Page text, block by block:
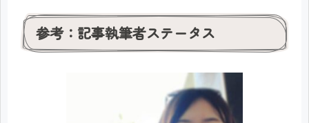
参考：記事執筆者ステータス